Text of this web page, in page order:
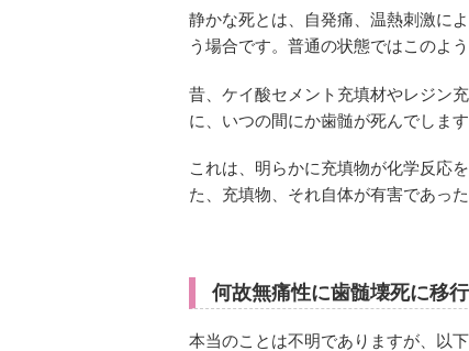
静かな死とは、自発痛、温熱刺激に
う場合です。普通の状態ではこのよ
昔、ケイ酸セメント充填材やレジン
に、いつの間にか歯髄が死んでします
これは、明らかに充填物が化学反応
た、充填物、それ自体が有害であっ
何故無痛性に歯髄壊死に移
本当のことは不明でありますが、以